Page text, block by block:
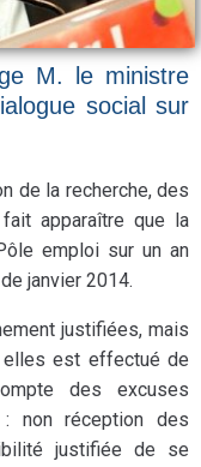
M. le ministre
social sur
de la recherche, des
apparaître que la
emploi sur un an
janvier 2014.
justifiées, mais
elles est effectué de
des excuses
: non réception des
justifiée de se